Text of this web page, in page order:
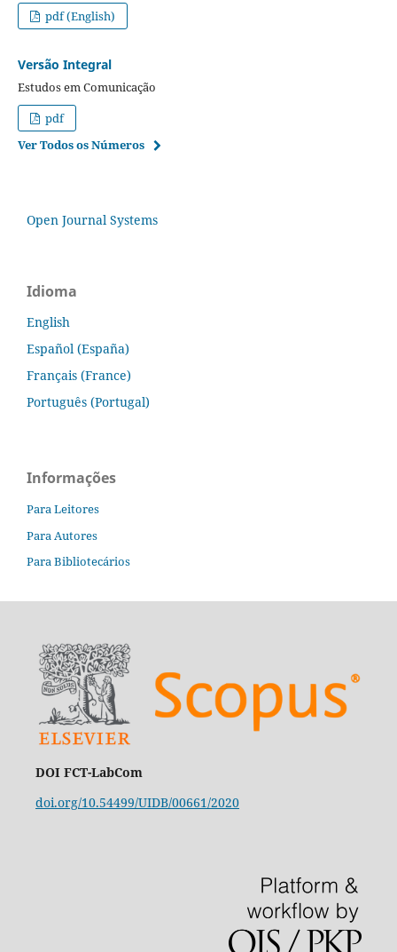
pdf (English)
Versão Integral
Estudos em Comunicação
pdf
Ver Todos os Números
Open Journal Systems
Idioma
English
Español (España)
Français (France)
Português (Portugal)
Informações
Para Leitores
Para Autores
Para Bibliotecários
DOI FCT-LabCom
doi.org/10.54499/UIDB/00661/2020